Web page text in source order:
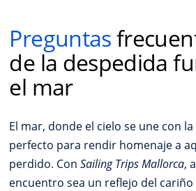
Preguntas
de la despedida
el mar
El mar, donde el cielo se une con
perfecto para rendir homenaje a
perdido. ConSailing Trips Mallorca,
encuentro sea un reflejo del